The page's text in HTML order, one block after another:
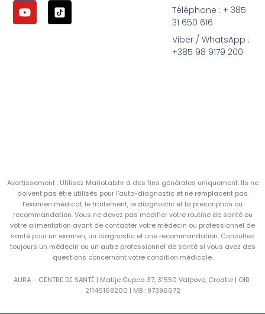
Téléphone : + 385
31 650 616
Viber / WhatsApp :
+385 98 9179 200
Avertissement : Utilisez MarioLab.hr à des fins générales uniquement. Ils ne
doivent pas être utilisés pour l’auto-diagnostic et ne remplacent pas
l’examen médical, le traitement, le diagnostic et la prescription ou
recommandation. Vous ne devez pas modifier votre routine de santé ou
votre alimentation avant de contacter votre médecin ou professionnel de
santé pour un examen, un diagnostic et une recommandation. Consultez
toujours un médecin ou un autre professionnel de santé si vous avez des
questions concernant votre condition médicale.
AURA – CENTRE DE SANTÉ | Matije Gupca 37, 31550 Valpovo, Croatie | OIB :
21146168200 | MB : 97396672